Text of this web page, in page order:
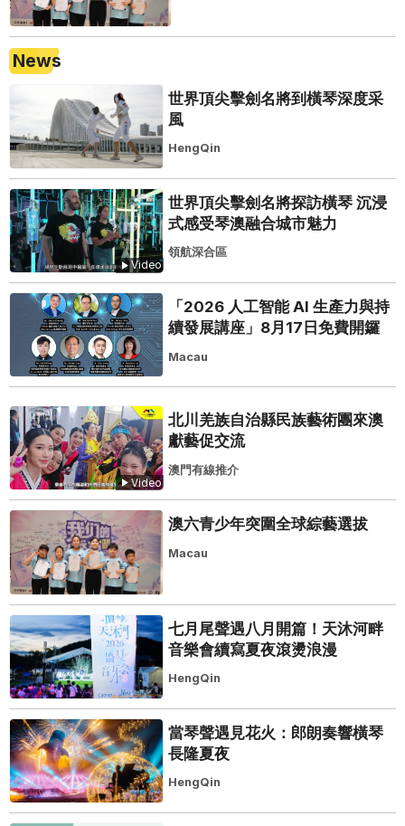
News
世界頂尖擊劍名將到橫琴深度采
風
HengQin
Video
世界頂尖擊劍名將探訪橫琴 沉浸
式感受琴澳融合城市魅力
領航深合區
「2026 人工智能 AI 生產力與持
續發展講座」8月17日免費開鑼
Macau
Video
北川羌族自治縣民族藝術團來澳
獻藝促交流
澳門有線推介
澳六青少年突圍全球綜藝選拔
Macau
七月尾聲遇八月開篇！天沐河畔
音樂會續寫夏夜滾燙浪漫
HengQin
當琴聲遇見花火：郎朗奏響橫琴
長隆夏夜
HengQin